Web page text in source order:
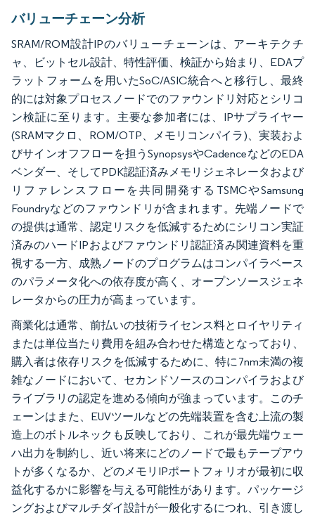
バリューチェーン分析
SRAM/ROM設計IPのバリューチェーンは、アーキテクチ
ャ、ビットセル設計、特性評価、検証から始まり、EDAプ
ラットフォームを用いたSoC/ASIC統合へと移行し、最終
的には対象プロセスノードでのファウンドリ対応とシリコ
ン検証に至ります。主要な参加者には、IPサプライヤー
(SRAMマクロ、ROM/OTP、メモリコンパイラ)、実装およ
びサインオフフローを担うSynopsysやCadenceなどのEDA
ベンダー、そしてPDK認証済みメモリジェネレータおよび
リファレンスフローを共同開発するTSMCやSamsung
Foundryなどのファウンドリが含まれます。先端ノードで
の提供は通常、認定リスクを低減するためにシリコン実証
済みのハードIPおよびファウンドリ認証済み関連資料を重
視する一方、成熟ノードのプログラムはコンパイラベース
のパラメータ化への依存度が高く、オープンソースジェネ
レータからの圧力が高まっています。
商業化は通常、前払いの技術ライセンス料とロイヤリティ
または単位当たり費用を組み合わせた構造となっており、
購入者は依存リスクを低減するために、特に7nm未満の複
雑なノードにおいて、セカンドソースのコンパイラおよび
ライブラリの認定を進める傾向が強まっています。このチ
ェーンはまた、EUVツールなどの先端装置を含む上流の製
造上のボトルネックも反映しており、これが最先端ウェー
ハ出力を制約し、近い将来にどのノードで最もテープアウ
トが多くなるか、どのメモリIPポートフォリオが最初に収
益化するかに影響を与える可能性があります。パッケージ
ングおよびマルチダイ設計が一般化するにつれ、引き渡し